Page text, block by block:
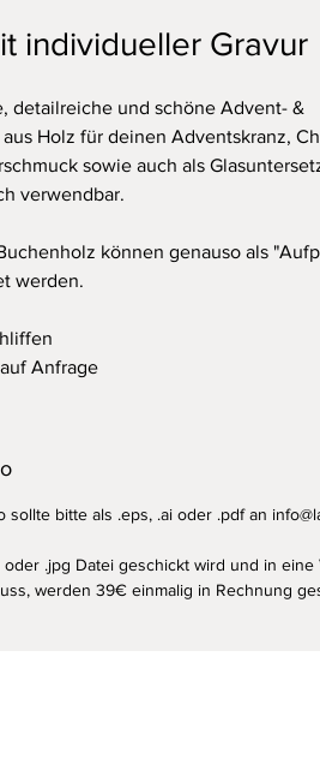
individueller Gravur
detailreiche und schöne Advent- &
Holz für deinen Adventskranz,
sowie auch als
verwendbar.
können genauso als
werden.
Anfrage
sollte bitte als .eps, .ai oder .pdf an
oder .jpg Datei geschickt wird und in eine
werden 39€ einmalig in Rechnung